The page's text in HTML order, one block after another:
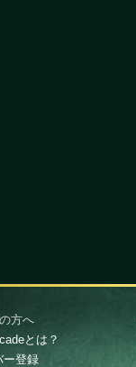
方へ
とは？
ー登録